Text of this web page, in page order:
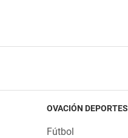
OVACIÓN DEPORTES
Fútbol